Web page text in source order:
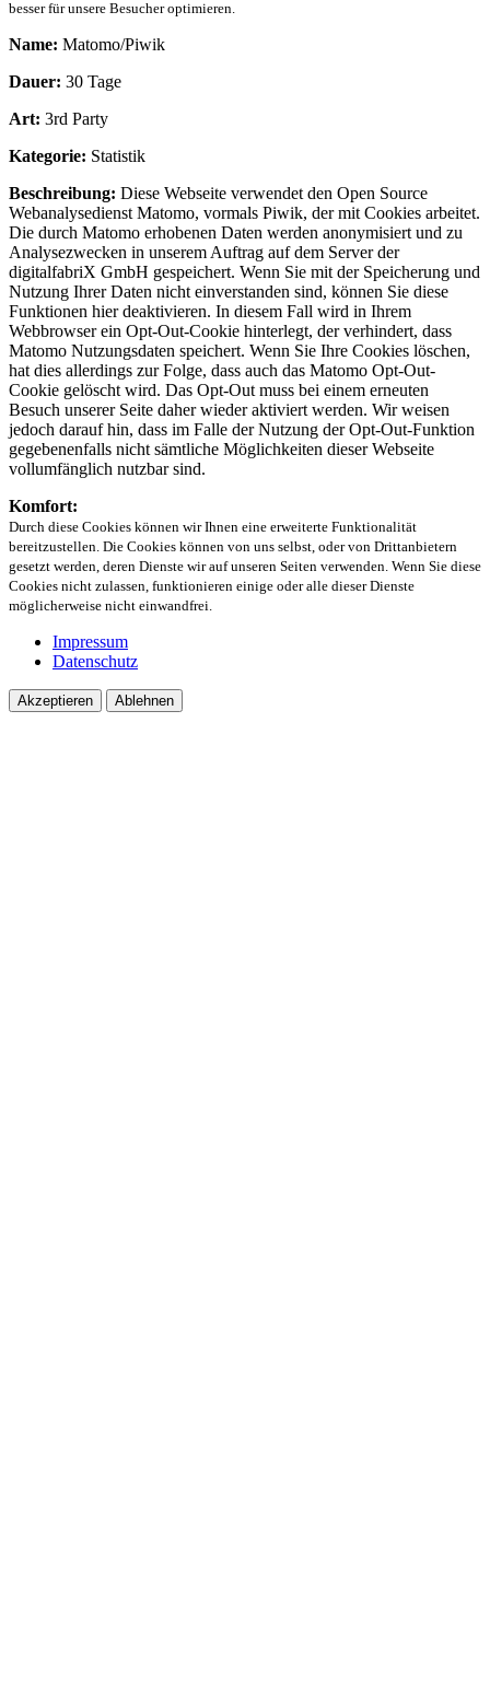
besser für unsere Besucher optimieren.
Name: Matomo/Piwik
Dauer: 30 Tage
Art: 3rd Party
Kategorie: Statistik
Beschreibung: Diese Webseite verwendet den Open Source
Webanalysedienst Matomo, vormals Piwik, der mit Cookies arbeitet.
Die durch Matomo erhobenen Daten werden anonymisiert und zu
Analysezwecken in unserem Auftrag auf dem Server der
digitalfabriX GmbH gespeichert. Wenn Sie mit der Speicherung und
Nutzung Ihrer Daten nicht einverstanden sind, können Sie diese
Funktionen hier deaktivieren. In diesem Fall wird in Ihrem
Webbrowser ein Opt-Out-Cookie hinterlegt, der verhindert, dass
Matomo Nutzungsdaten speichert. Wenn Sie Ihre Cookies löschen,
hat dies allerdings zur Folge, dass auch das Matomo Opt-Out-
Cookie gelöscht wird. Das Opt-Out muss bei einem erneuten
Besuch unserer Seite daher wieder aktiviert werden. Wir weisen
jedoch darauf hin, dass im Falle der Nutzung der Opt-Out-Funktion
gegebenenfalls nicht sämtliche Möglichkeiten dieser Webseite
vollumfänglich nutzbar sind.
Komfort:
Durch diese Cookies können wir Ihnen eine erweiterte Funktionalität
bereitzustellen. Die Cookies können von uns selbst, oder von Drittanbietern
gesetzt werden, deren Dienste wir auf unseren Seiten verwenden. Wenn Sie diese
Cookies nicht zulassen, funktionieren einige oder alle dieser Dienste
möglicherweise nicht einwandfrei.
Impressum
Datenschutz
Akzeptieren Ablehnen